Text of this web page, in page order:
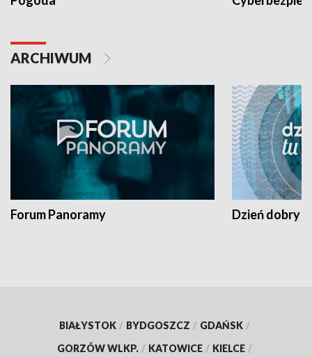
ARCHIWUM
Forum Panoramy Dzień dobry
BIAŁYSTOK / BYDGOSZCZ / GDAŃSK /
GORZÓW WLKP. / KATOWICE / KIELCE /